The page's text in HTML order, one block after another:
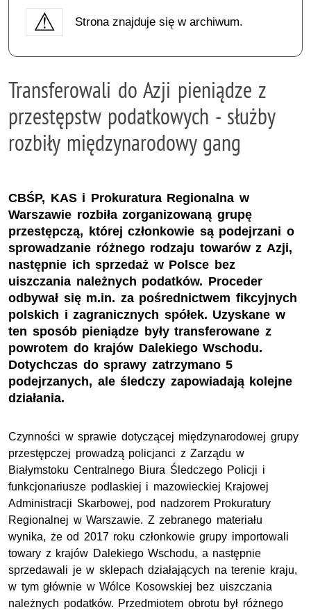
Strona znajduje się w archiwum.
Transferowali do Azji pieniądze z
przestępstw podatkowych - służby
rozbiły międzynarodowy gang
CBŚP, KAS i Prokuratura Regionalna w
Warszawie rozbiła zorganizowaną grupę
przestępczą, której członkowie są podejrzani o
sprowadzanie różnego rodzaju towarów z Azji,
następnie ich sprzedaż w Polsce bez
uiszczania należnych podatków. Proceder
odbywał się m.in. za pośrednictwem fikcyjnych
polskich i zagranicznych spółek. Uzyskane w
ten sposób pieniądze były transferowane z
powrotem do krajów Dalekiego Wschodu.
Dotychczas do sprawy zatrzymano 5
podejrzanych, ale śledczy zapowiadają kolejne
działania.
Czynności w sprawie dotyczącej międzynarodowej grupy
przestępczej prowadzą policjanci z Zarządu w
Białymstoku Centralnego Biura Śledczego Policji i
funkcjonariusze podlaskiej i mazowieckiej Krajowej
Administracji Skarbowej, pod nadzorem Prokuratury
Regionalnej w Warszawie. Z zebranego materiału
wynika, że od 2017 roku członkowie grupy importowali
towary z krajów Dalekiego Wschodu, a następnie
sprzedawali je w sklepach działających na terenie kraju,
w tym głównie w Wólce Kosowskiej bez uiszczania
należnych podatków. Przedmiotem obrotu był różnego